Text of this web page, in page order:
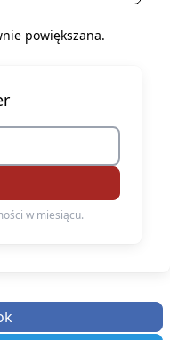
powiększana.
w miesiącu.